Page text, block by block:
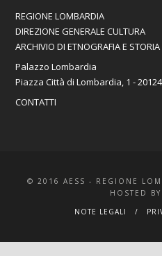
REGIONE LOMBARDIA
DIREZIONE GENERALE CULTURA
ARCHIVIO DI ETNOGRAFIA E
Palazzo Lombardia
Piazza Città di Lombardia, 1 -
CONTATTI
© 2016 AESS - REGIONE
HOSTED
NOTE LEGALI